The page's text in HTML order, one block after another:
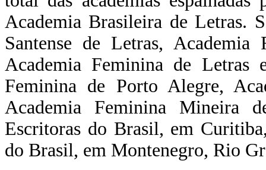
Academia Brasileira de Letras.
Santense de Letras,
Academia Feminina de Letras
Feminina de Porto Alegre,
Academia Feminina Mineira
Escritoras do Brasil, em
do Brasil, em Montenegro, Rio